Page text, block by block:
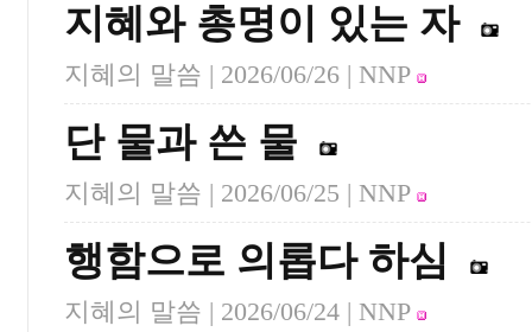
지혜와 총명이 있는 자
지혜의 말씀 | 2026/06/26 | NNP
단 물과 쓴 물
지혜의 말씀 | 2026/06/25 | NNP
행함으로 의롭다 하심
지혜의 말씀 | 2026/06/24 | NNP